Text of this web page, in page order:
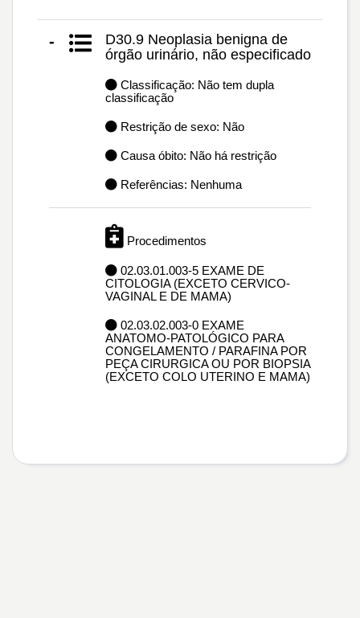
-
D30.9 Neoplasia benigna de
órgão urinário, não especificado
Classificação: Não tem dupla
classificação
Restrição de sexo: Não
Causa óbito: Não há restrição
Referências: Nenhuma
Procedimentos
02.03.01.003-5 EXAME DE
CITOLOGIA (EXCETO CERVICO-
VAGINAL E DE MAMA)
02.03.02.003-0 EXAME
ANATOMO-PATOLÓGICO PARA
CONGELAMENTO / PARAFINA POR
PEÇA CIRURGICA OU POR BIOPSIA
(EXCETO COLO UTERINO E MAMA)